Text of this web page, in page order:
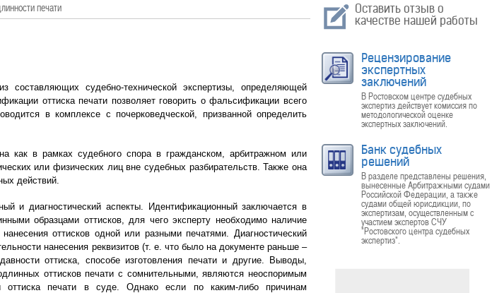
печати
составляющих судебно-технической экспертизы, определяющей
оттиска печати позволяет говорить о фальсификации всего
в комплексе с почерковедческой, призванной определить
как в рамках судебного спора в гражданском, арбитражном или
или физических лиц вне судебных разбирательств. Также она
действий.
и диагностический аспекты. Идентификационный заключается в
образцами оттисков, для чего эксперту необходимо наличие
оттисков одной или разными печатями. Диагностический
нанесения реквизитов (т. е. что было на документе раньше –
оттиска, способе изготовления печати и другие. Выводы,
оттисков печати с сомнительными, являются неоспоримым
оттиска печати в суде. Однако если по каким-либо причинам
Оставить отзыв о
качестве нашей работы
Рецензирование
экспертных
заключений
В Ростовском центре судебных
экспертиз действует комиссия по
методологической оценке
экспертных заключений.
Банк судебных
решений
В разделе представлены решения,
вынесенные Арбитражными судами
Российской Федерации, а также
судами общей юрисдикции, по
экспертизам, осуществленным с
участием экспертов СЧУ
"Ростовского центра судебных
экспертиз".